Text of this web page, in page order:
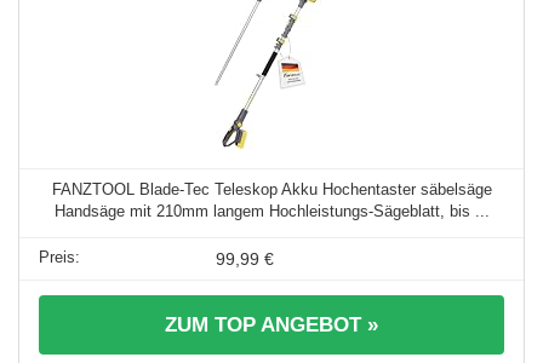
FANZTOOL Blade-Tec Teleskop Akku Hochentaster säbelsäge
Handsäge mit 210mm langem Hochleistungs-Sägeblatt, bis ...
99,99 €
ZUM TOP ANGEBOT »